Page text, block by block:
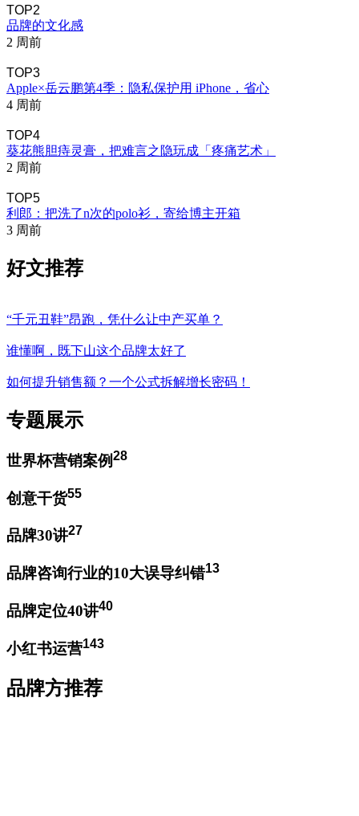
TOP2
品牌的文化感
2 周前
TOP3
Apple×岳云鹏第4季：隐私保护用 iPhone，省心
4 周前
TOP4
葵花熊胆痔灵膏，把难言之隐玩成「疼痛艺术」
2 周前
TOP5
利郎：把洗了n次的polo衫，寄给博主开箱
3 周前
好文推荐
“千元丑鞋”昂跑，凭什么让中产买单？
谁懂啊，既下山这个品牌太好了
如何提升销售额？一个公式拆解增长密码！
专题展示
世界杯营销案例28
创意干货55
品牌30讲27
品牌咨询行业的10大误导纠错13
品牌定位40讲40
小红书运营143
品牌方推荐